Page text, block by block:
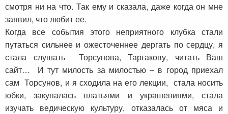
смотря ни на что. Так ему и сказала, даже когда он мне
заявил, что любит ее.
Когда все события этого неприятного клубка стали
путаться сильнее и ожесточеннее дергать по сердцу, я
стала слушать Торсунова, Таргакову, читать Ваш
сайт… И тут милость за милостью – в город приехал
сам Торсунов, и я сходила на его лекции, стала носить
юбки, закупалась платьями и украшениями, стала
изучать ведическую культуру, отказалась от мяса и